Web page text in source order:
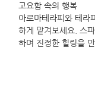
고요함 속의 행복
아로마테라피와 테라
하게 맡겨보세요. 스
하며 진정한 힐링을